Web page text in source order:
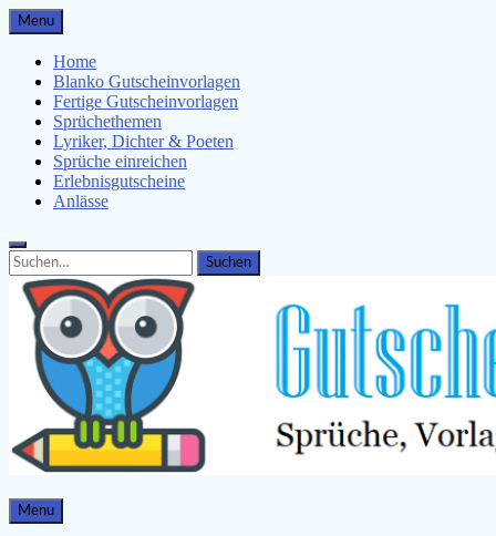
Skip
to
content
Menu
Home
Blanko Gutscheinvorlagen
Fertige Gutscheinvorlagen
Sprüchethemen
Lyriker, Dichter & Poeten
Sprüche einreichen
Erlebnisgutscheine
Anlässe
Search
for:
Search
Gutscheinspruch.de
Gutscheinsprüche & Gutscheinvorlagen finden
Menu